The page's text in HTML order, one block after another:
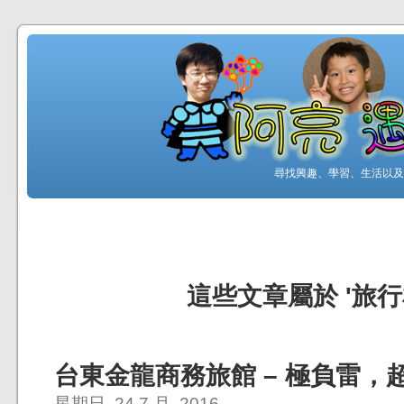
尋找興趣、學習、生活以
這些文章屬於 '旅
台東金龍商務旅館 – 極負雷，